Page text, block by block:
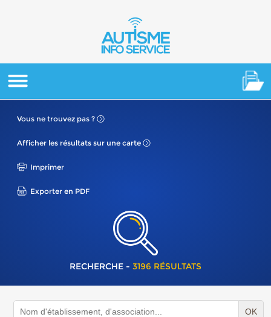
Vous ne trouvez pas ?
Afficher les résultats sur une carte
Imprimer
Exporter en PDF
RECHERCHE - 3196 RÉSULTATS
OK